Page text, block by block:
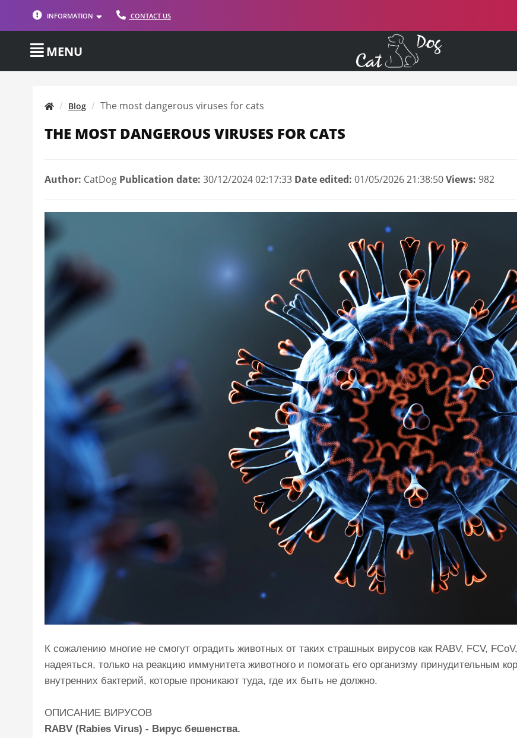
INFORMATION CONTACT US
MENU
Blog The most dangerous viruses for cats
THE MOST DANGEROUS VIRUSES FOR CATS
Author: CatDog Publication date: 30/12/2024 02:17:33 Date edited: 01/05/2026 21:38:50Views: 982
К сожалению многие не смогут оградить животных от таких страшных вирусов как RABV, FCV,
надеяться, только на реакцию иммунитета животного и помогать его организму принудительным
внутренних бактерий, которые проникают туда, где их быть не должно.
ОПИСАНИЕ ВИРУСОВ
RABV (Rabies Virus) - Вирус бешенства.